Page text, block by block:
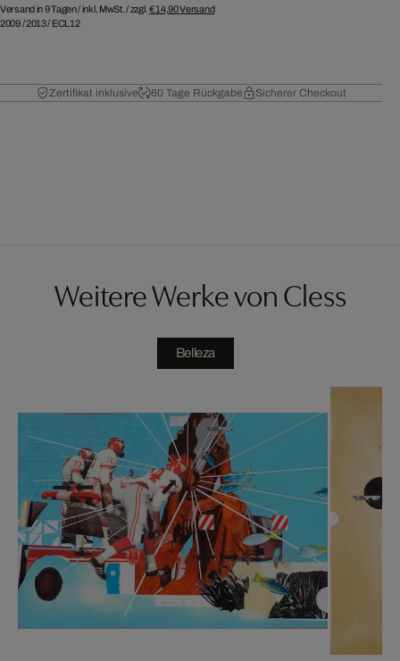
Versand in 9 Tagen /inkl. MwSt. / zzgl. € 14,90Versand
2009/2013/ ECL12
Zertifikat inklusive 60 Tage Rückgabe Sicherer Checkout
Weitere Werke von Cless
Belleza